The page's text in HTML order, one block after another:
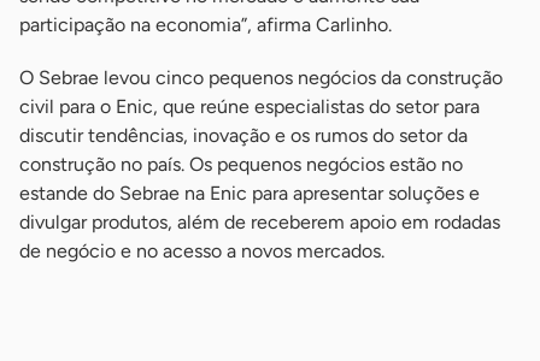
participação na economia”, afirma Carlinho.
O Sebrae levou cinco pequenos negócios da construção
civil para o Enic, que reúne especialistas do setor para
discutir tendências, inovação e os rumos do setor da
construção no país. Os pequenos negócios estão no
estande do Sebrae na Enic para apresentar soluções e
divulgar produtos, além de receberem apoio em rodadas
de negócio e no acesso a novos mercados.